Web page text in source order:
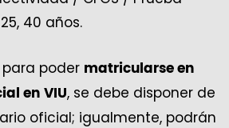
40 años.
poder matricularse en
en VIU, se debe disponer de
oficial; igualmente, podrán